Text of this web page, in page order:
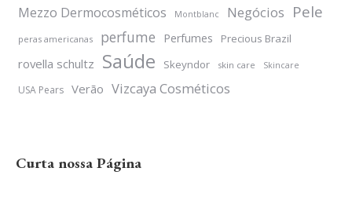
Mezzo Dermocosméticos Montblanc Negócios Pele
peras americanas perfume Perfumes Precious Brazil
rovella schultz Saúde Skeyndor skin care Skincare
USA Pears Verão Vizcaya Cosméticos
Curta nossa Página